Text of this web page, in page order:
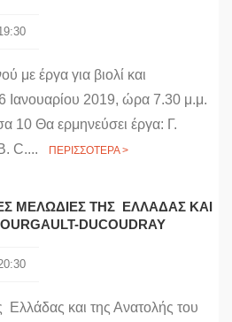
με έργα για βιολί και
Ιανουαρίου 2019, ώρα 7.30 μ.μ.
10 Θα ερμηνεύσει έργα: Γ.
C....
ΠΕΡΙΣΣΟΤΕΡΑ >
ΜΕΛΩΔΙΕΣ ΤΗΣ ΕΛΛΑΔΑΣ ΚΑΙ
DUCOUDRAY
Ελλάδας και της Ανατολής του